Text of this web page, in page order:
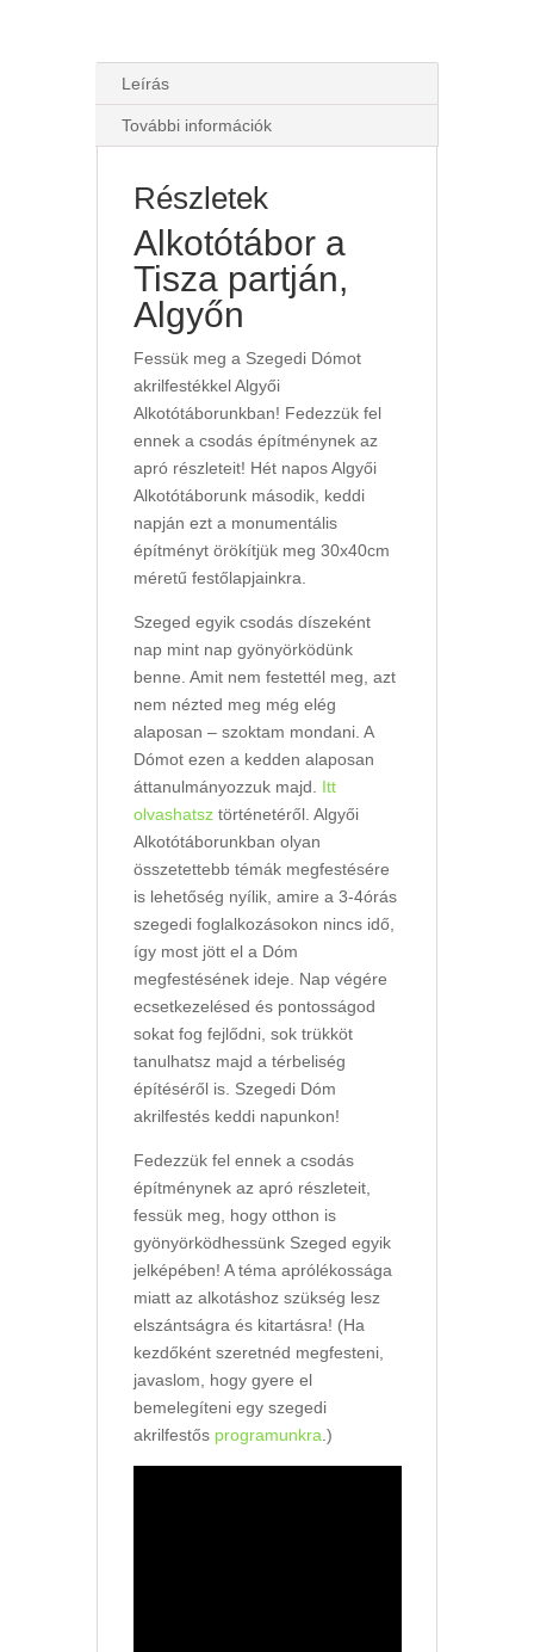
Leírás
További információk
Részletek
Alkotótábor a
Tisza partján,
Algyőn
Fessük meg a Szegedi Dómot
akrilfestékkel Algyői
Alkotótáborunkban! Fedezzük fel
ennek a csodás építménynek az
apró részleteit! Hét napos Algyői
Alkotótáborunk második, keddi
napján ezt a monumentális
építményt örökítjük meg 30x40cm
méretű festőlapjainkra.
Szeged egyik csodás díszeként
nap mint nap gyönyörködünk
benne. Amit nem festettél meg, azt
nem nézted meg még elég
alaposan – szoktam mondani. A
Dómot ezen a kedden alaposan
áttanulmányozzuk majd. Itt
olvashatsz történetéről. Algyői
Alkotótáborunkban olyan
összetettebb témák megfestésére
is lehetőség nyílik, amire a 3-4órás
szegedi foglalkozásokon nincs idő,
így most jött el a Dóm
megfestésének ideje. Nap végére
ecsetkezelésed és pontosságod
sokat fog fejlődni, sok trükköt
tanulhatsz majd a térbeliség
építéséről is. Szegedi Dóm
akrilfestés keddi napunkon!
Fedezzük fel ennek a csodás
építménynek az apró részleteit,
fessük meg, hogy otthon is
gyönyörködhessünk Szeged egyik
jelképében! A téma aprólékossága
miatt az alkotáshoz szükség lesz
elszántságra és kitartásra! (Ha
kezdőként szeretnéd megfesteni,
javaslom, hogy gyere el
bemelegíteni egy szegedi
akrilfestősprogramunkra .)